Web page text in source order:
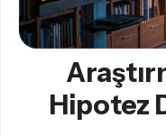
Hipotez